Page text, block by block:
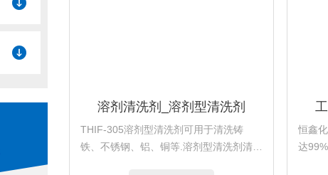
溶剂清洗剂_溶剂型清洗剂
THIF-305溶剂型清洗剂可用于清洗铸
铁、不锈钢、铝、铜等.溶剂型清洗剂清洗
恒鑫
达